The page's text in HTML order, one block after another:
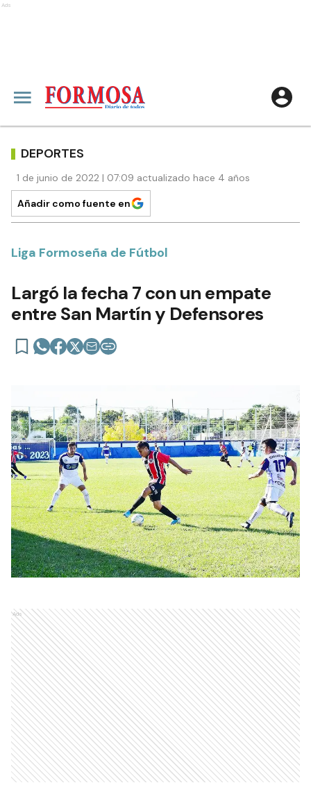
Ads
DEPORTES
1 de junio de 2022 | 07:09 actualizado hace 4 años
Añadir como fuente en
Liga Formoseña de Fútbol
Largó la fecha 7 con un empate
entre San Martín y Defensores
Ads